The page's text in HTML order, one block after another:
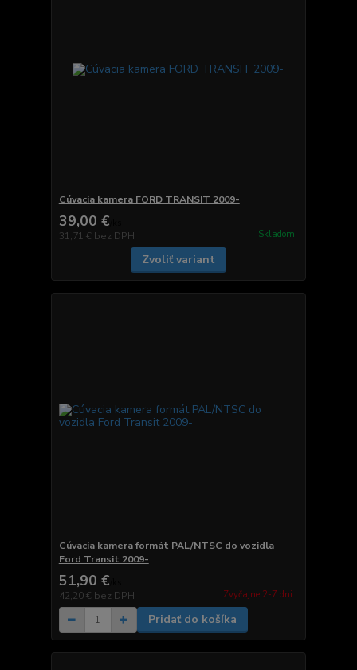
Cúvacia kamera FORD TRANSIT 2009-
39,00 €
31,71 € bez DPH Skladom
Zvoliť variant
Cúvacia kamera formát PAL/NTSC do vozidla
Ford Transit 2009-
51,90 €
42,20 € bez DPH Zvyčajne 2-7 dni.
Pridať do košíka